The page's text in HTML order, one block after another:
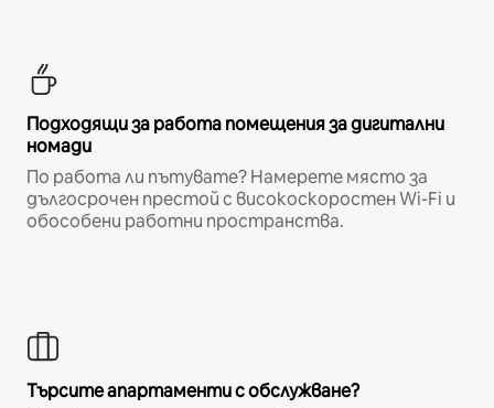
Подходящи за работа помещения за дигитални
номади
По работа ли пътувате? Намерете място за
дългосрочен престой с високоскоростен Wi-Fi и
обособени работни пространства.
Търсите апартаменти с обслужване?